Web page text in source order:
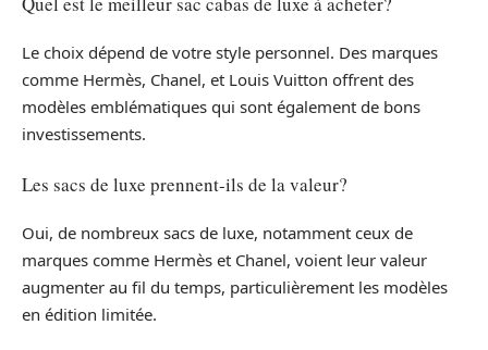
Le choix dépend de votre style personnel. Des marques
comme Hermès, Chanel, et Louis Vuitton offrent des
modèles emblématiques qui sont également de bons
investissements.
Les sacs de luxe prennent-ils de la valeur?
Oui, de nombreux sacs de luxe, notamment ceux de
marques comme Hermès et Chanel, voient leur valeur
augmenter au fil du temps, particulièrement les modèles
en édition limitée.